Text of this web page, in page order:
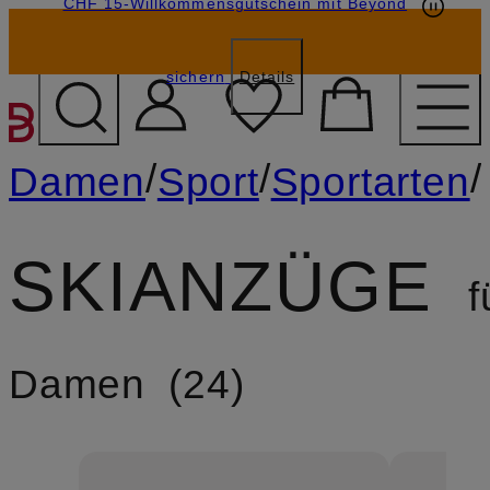
ZUM HAUPTINHALT
sichern Details
Damen/Sport/Sportarten/
SKIANZÜGE
Damen
24